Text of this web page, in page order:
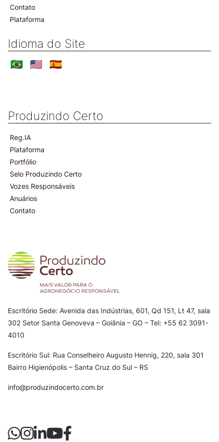
Contato
Plataforma
Idioma do Site
Produzindo Certo
Reg.IA
Plataforma
Portfólio
Selo Produzindo Certo
Vozes Responsáveis
Anuários
Contato
Escritório Sede: Avenida das Indústrias, 601, Qd 151, Lt 47, sala
302 Setor Santa Genoveva – Goiânia – GO – Tel: +55 62 3091-
4010
Escritório Sul: Rua Conselheiro Augusto Hennig, 220, sala 301
Bairro Higienópolis – Santa Cruz do Sul – RS
info@produzindocerto.com.br